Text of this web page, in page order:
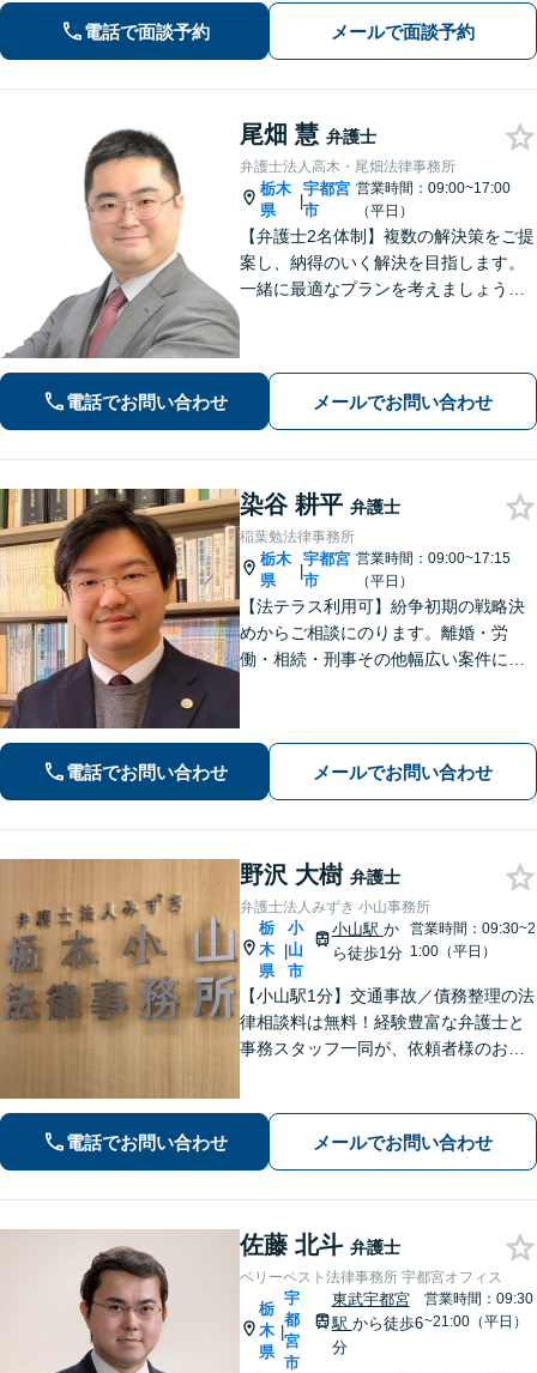
す。どんなことでも大丈夫。まずはお
気軽にご相談ください【無料駐車場あ
電話で面談予約 メールで面談予約
尾畑 慧 弁護士
弁護士法人高木・尾畑法律事務所
栃木
県
|
宇都宮
市
営業時間：09:00~17:00
（平日）
【弁護士2名体制】複数の解決策をご提
案し、納得のいく解決を目指します。
一緒に最適なプランを考えましょう。
ださい【駐車場あり】【当日・夜間・
休日対応】
電話でお問い合わせ メールでお問い合わせ
染谷 耕平 弁護士
稲葉勉法律事務所
栃木
県
|
宇都宮
市
営業時間：09:00~17:15
（平日）
【法テラス利用可】紛争初期の戦略決
めからご相談にのります。離婚・労
働・相続・刑事その他幅広い案件につ
電話でお問い合わせ メールでお問い合わせ
野沢 大樹 弁護士
弁護士法人みずき 小山事務所
栃
木
県
|
小
山
市
小山駅 か
ら徒歩1分
営業時間：09:30~2
1:00（平日）
【小山駅1分】交通事故／債務整理の法
律相談料は無料！経験豊富な弁護士と
事務スタッフ一同が、依頼者様のお悩
観点から解決策をご提案してまいりま
す。【休日・夜間対応】
電話でお問い合わせ メールでお問い合わせ
佐藤 北斗 弁護士
ベリーベスト法律事務所 宇都宮オフィス
栃
木
県
|
宇
都
宮
市
東武宇都宮
駅 から徒歩6
分
営業時間：09:30
~21:00（平日）